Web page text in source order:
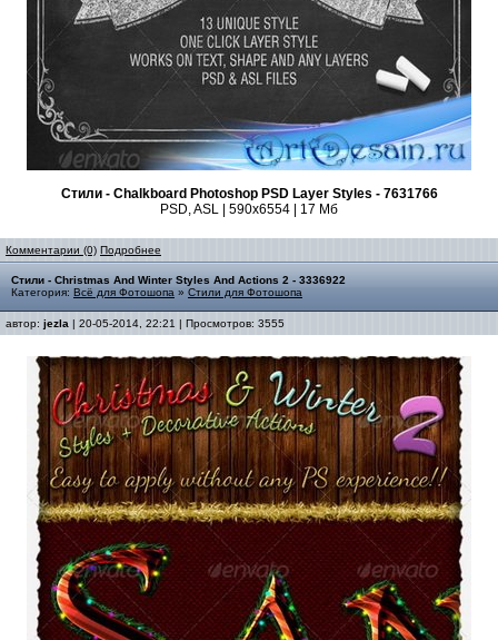
Стили - Chalkboard Photoshop PSD Layer Styles - 7631766
PSD, ASL | 590x6554 | 17 Мб
Комментарии (0) Подробнее
Стили - Christmas And Winter Styles And Actions 2 - 3336922
Категория: Всё для Фотошопа » Стили для Фотошопа
автор: jezla | 20-05-2014, 22:21 | Просмотров: 3555